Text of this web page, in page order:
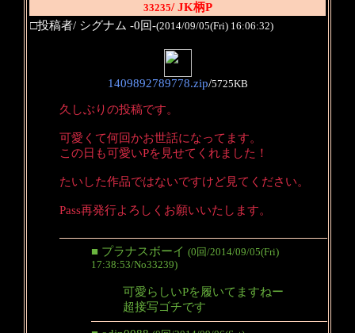
33235/ JK柄P
□投稿者/ シグナム -0回-(2014/09/05(Fri) 16:06:32)
1409892789778.zip/5725KB
久しぶりの投稿です。
可愛くて何回かお世話になってます。
この日も可愛いPを見せてくれました！
たいした作品ではないですけど見てください。
Pass再発行よろしくお願いいたします。
■ プラナスボーイ (0回/2014/09/05(Fri)
17:38:53/No33239)
可愛らしいPを履いてますねー
超接写ゴチです